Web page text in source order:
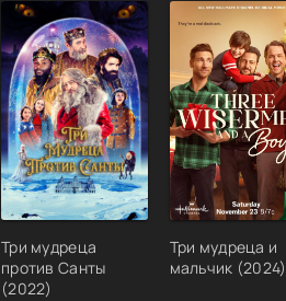
Три мудреца
против Санты
(2022)
Три мудреца и
мальчик (2024)